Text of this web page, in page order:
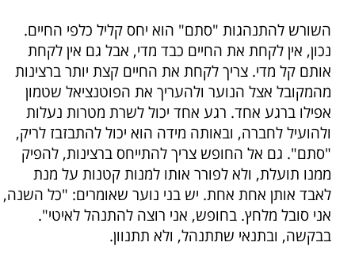
השורש להתנהגות "סתם" הוא יחס קליל כלפי החיים.
נכון, אין לקחת את החיים כבד מדי, אבל גם אין לקחת
אותם קל מדי. צריך לקחת את החיים קצת יותר ברצינות
מהמקובל אצל הנוער ולהעריך את הפוטנציאל שטמון
אפילו ברגע אחד. רגע אחד יכול לשרת מטרות נעלות
ולהועיל לחברה, ובאותה מידה הוא יכול להתבזבז לריק,
"סתם". גם אל החופש צריך להתייחס ברצינות, להפיק
ממנו תועלת, ולא לפורר אותו למנות קטנות על מנת
לאבד אותן אחת אחת. יש בני נוער שאומרים: "כל השנה,
אני סובל מלחץ. בחופש, אני רוצה להתנהל לאיטי".
בבקשה, ובתנאי שתתנהל, ולא תתנוון.